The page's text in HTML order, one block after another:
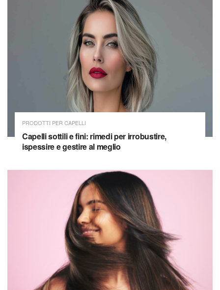
PRODOTTI PER CAPELLI
Capelli sottili e fini: rimedi per irrobustire,
ispessire e gestire al meglio